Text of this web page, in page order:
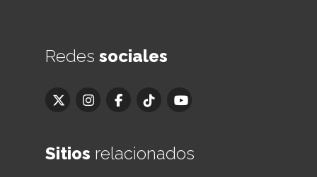
Redes sociales
Sitios relacionados